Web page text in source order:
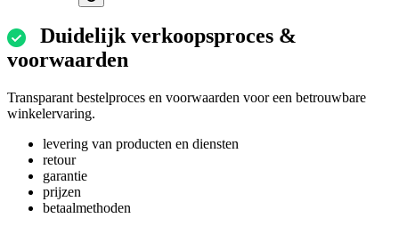
Duidelijk verkoopsproces &
voorwaarden
Transparant bestelproces en voorwaarden voor een betrouwbare
winkelervaring.
levering van producten en diensten
retour
garantie
prijzen
betaalmethoden